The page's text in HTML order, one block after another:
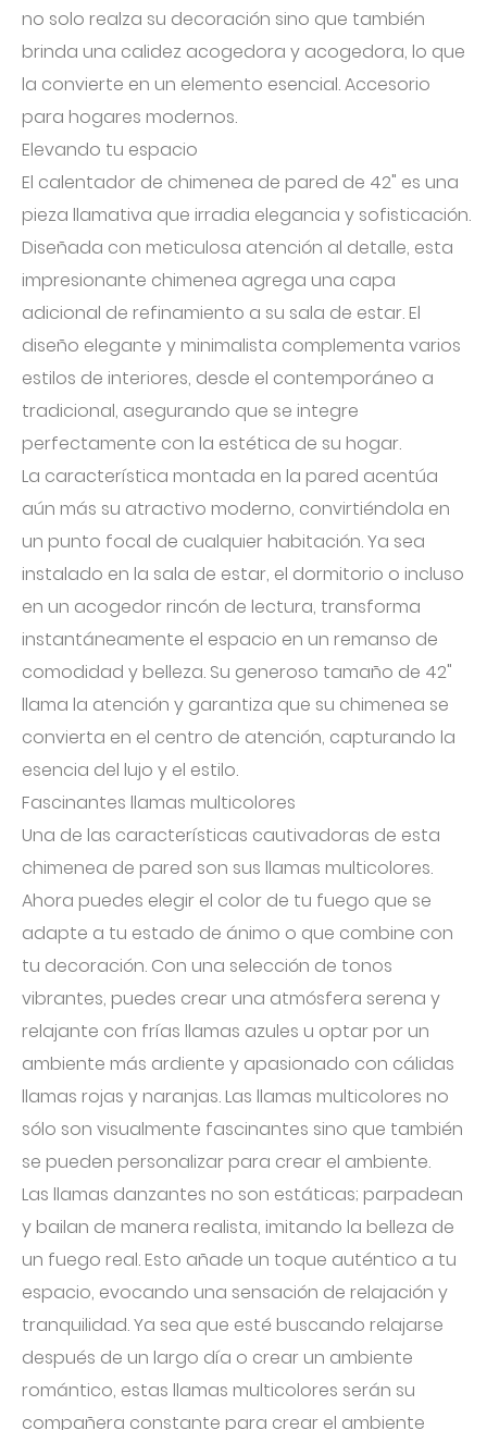
no solo realza su decoración sino que también
brinda una calidez acogedora y acogedora, lo que
la convierte en un elemento esencial. Accesorio
para hogares modernos.
Elevando tu espacio
El calentador de chimenea de pared de 42" es una
pieza llamativa que irradia elegancia y sofisticación.
Diseñada con meticulosa atención al detalle, esta
impresionante chimenea agrega una capa
adicional de refinamiento a su sala de estar. El
diseño elegante y minimalista complementa varios
estilos de interiores, desde el contemporáneo a
tradicional, asegurando que se integre
perfectamente con la estética de su hogar.
La característica montada en la pared acentúa
aún más su atractivo moderno, convirtiéndola en
un punto focal de cualquier habitación. Ya sea
instalado en la sala de estar, el dormitorio o incluso
en un acogedor rincón de lectura, transforma
instantáneamente el espacio en un remanso de
comodidad y belleza. Su generoso tamaño de 42"
llama la atención y garantiza que su chimenea se
convierta en el centro de atención, capturando la
esencia del lujo y el estilo.
Fascinantes llamas multicolores
Una de las características cautivadoras de esta
chimenea de pared son sus llamas multicolores.
Ahora puedes elegir el color de tu fuego que se
adapte a tu estado de ánimo o que combine con
tu decoración. Con una selección de tonos
vibrantes, puedes crear una atmósfera serena y
relajante con frías llamas azules u optar por un
ambiente más ardiente y apasionado con cálidas
llamas rojas y naranjas. Las llamas multicolores no
sólo son visualmente fascinantes sino que también
se pueden personalizar para crear el ambiente.
Las llamas danzantes no son estáticas; parpadean
y bailan de manera realista, imitando la belleza de
un fuego real. Esto añade un toque auténtico a tu
espacio, evocando una sensación de relajación y
tranquilidad. Ya sea que esté buscando relajarse
después de un largo día o crear un ambiente
romántico, estas llamas multicolores serán su
compañera constante para crear el ambiente